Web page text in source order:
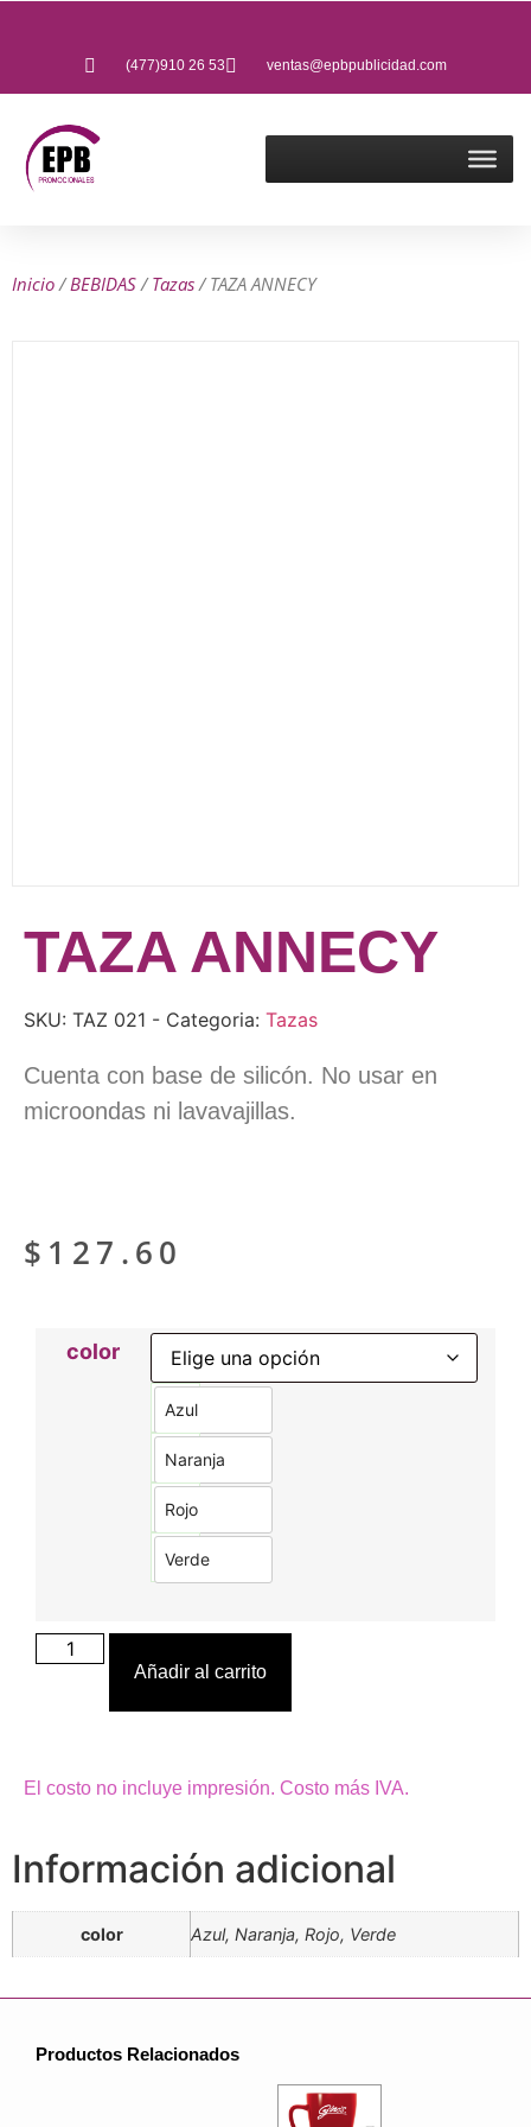
(477)910 26 53 ventas@epbpublicidad.com
Inicio /BEBIDAS /Tazas / TAZA ANNECY
TAZA ANNECY
SKU: TAZ 021 - Categoria: Tazas
Cuenta con base de silicón. No usar en
microondas ni lavavajillas.
$ 127.60
color
Azul
Naranja
Rojo
Verde
Añadir al carrito
El costo no incluye impresión. Costo más IVA.
Información adicional
color Azul, Naranja, Rojo, Verde
Productos Relacionados